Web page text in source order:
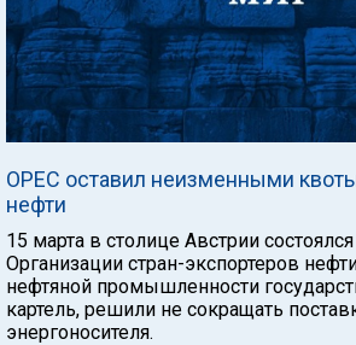
ОРЕС оставил неизменными
нефти
15 марта в столице Австрии
Организации стран-экспортеров
нефтяной промышленности
картель, решили не сокращать
энергоносителя.